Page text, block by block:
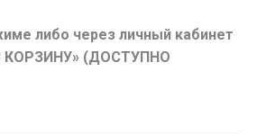
либо через личный кабинет
КОРЗИНУ» (ДОСТУПНО